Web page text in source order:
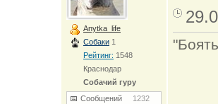
Anytka_life
Собаки 1
Рейтинг: 1548
Краснодар
Собачий гуру
Сообщений 1232